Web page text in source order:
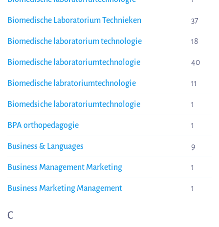
Biomedische Laboratorium Technieken 37
Biomedische laboratorium technologie 18
Biomedische laboratoriumtechnologie 40
Biomedische labratoriumtechnologie 11
Biomedsiche laboratoriumtechnologie 1
BPA orthopedagogie 1
Business & Languages 9
Business Management Marketing 1
Business Marketing Management 1
C